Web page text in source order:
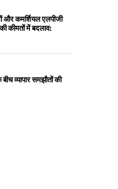
और कमर्शियल एलपीजी
कीमतों में बदलाव:
व्यापार समझौतों की